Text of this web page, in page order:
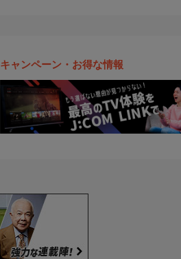
キャンペーン・お得な情報